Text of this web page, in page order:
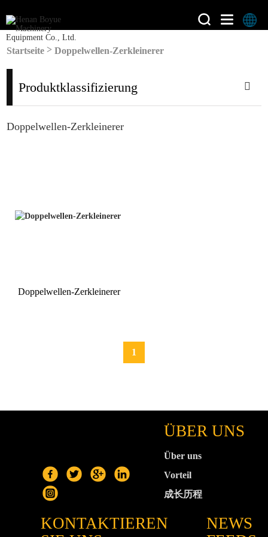
Startseite >Doppelwellen-Zerkleinerer
Produktklassifizierung
Doppelwellen-Zerkleinerer
Doppelwellen-Zerkleinerer
1
ÜBER UNS
Über uns
Vorteil
成长历程
KONTAKTIEREN
NEWS